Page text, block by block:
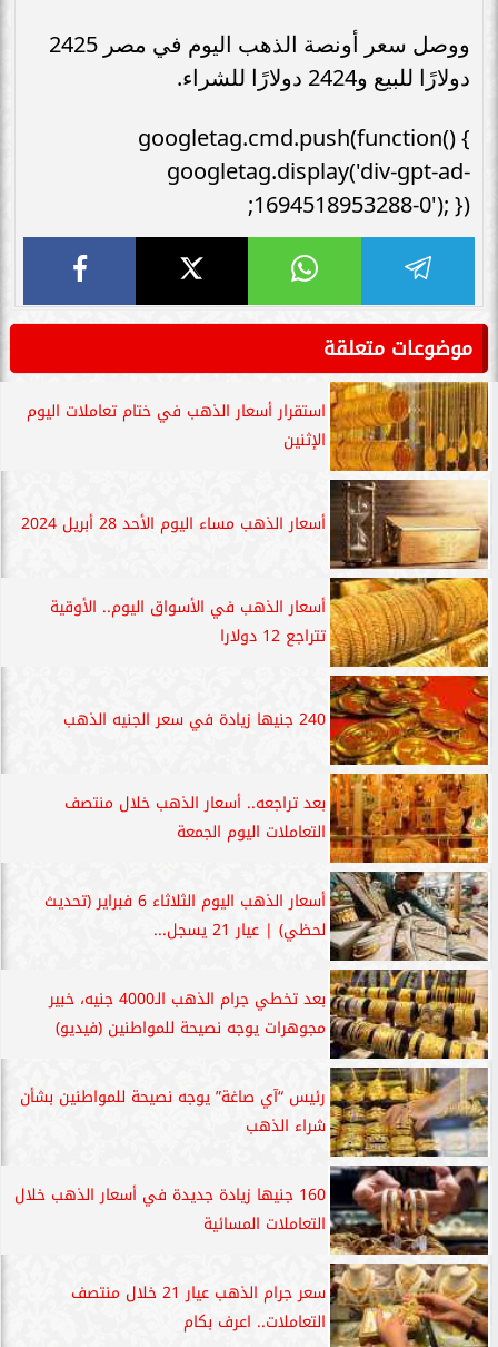
ووصل سعر أونصة الذهب اليوم في مصر 2425
دولارًا للبيع و2424 دولارًا للشراء.
googletag.cmd.push(function() {
googletag.display('div-gpt-ad-
1694518953288-0'); });
موضوعات متعلقة
استقرار أسعار الذهب في ختام تعاملات اليوم
الإثنين
أسعار الذهب مساء اليوم الأحد 28 أبريل 2024
أسعار الذهب في الأسواق اليوم.. الأوقية
تتراجع 12 دولارا
240 جنيها زيادة في سعر الجنيه الذهب
بعد تراجعه.. أسعار الذهب خلال منتصف
التعاملات اليوم الجمعة
أسعار الذهب اليوم الثلاثاء 6 فبراير (تحديث
لحظي) | عيار 21 يسجل...
بعد تخطي جرام الذهب الـ4000 جنيه، خبير
مجوهرات يوجه نصيحة للمواطنين (فيديو)
رئيس “آي صاغة” يوجه نصيحة للمواطنين بشأن
شراء الذهب
160 جنيها زيادة جديدة في أسعار الذهب خلال
التعاملات المسائية
سعر جرام الذهب عيار 21 خلال منتصف
التعاملات.. اعرف بكام